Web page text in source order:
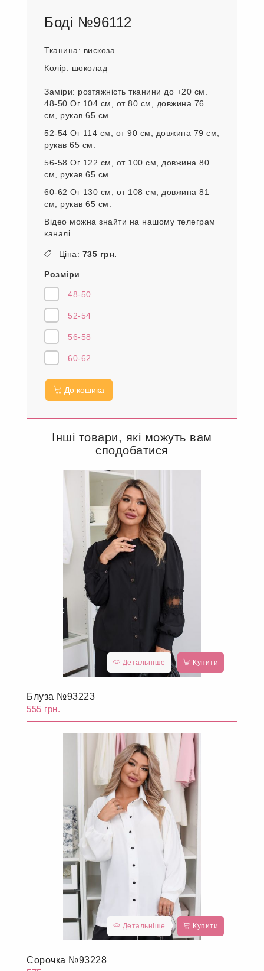
Боді №96112
Тканина: вискоза
Колір: шоколад
Заміри: розтяжність тканини до +20 см.
48-50 Ог 104 см, от 80 см, довжина 76
см, рукав 65 см.
52-54 Ог 114 см, от 90 см, довжина 79 см,
рукав 65 см.
56-58 Ог 122 см, от 100 см, довжина 80
см, рукав 65 см.
60-62 Ог 130 см, от 108 см, довжина 81
см, рукав 65 см.
Відео можна знайти на нашому телеграм
каналі
Ціна: 735 грн.
Розміри
48-50
52-54
56-58
60-62
До кошика
Інші товари, які можуть вам
сподобатися
Детальніше Купити
Блуза №93223
555 грн.
Детальніше Купити
Сорочка №93228